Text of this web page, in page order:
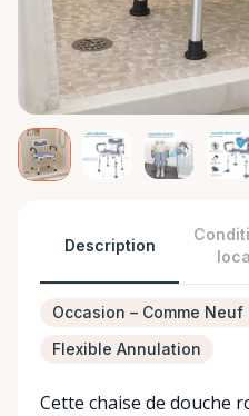
Description
Occasion – Comme Neuf
Flexible Annulation
Cette chaise de douche